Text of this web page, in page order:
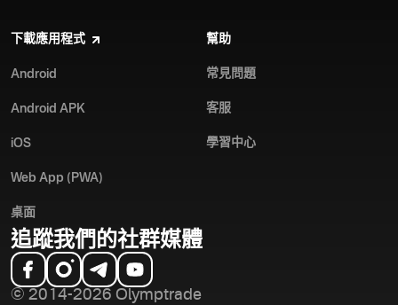
下載應用程式
Android
Android APK
iOS
Web App (PWA)
桌面
幫助
常見問題
客服
學習中心
追蹤我們的社群媒體
© 2014-2026 Olymptrade